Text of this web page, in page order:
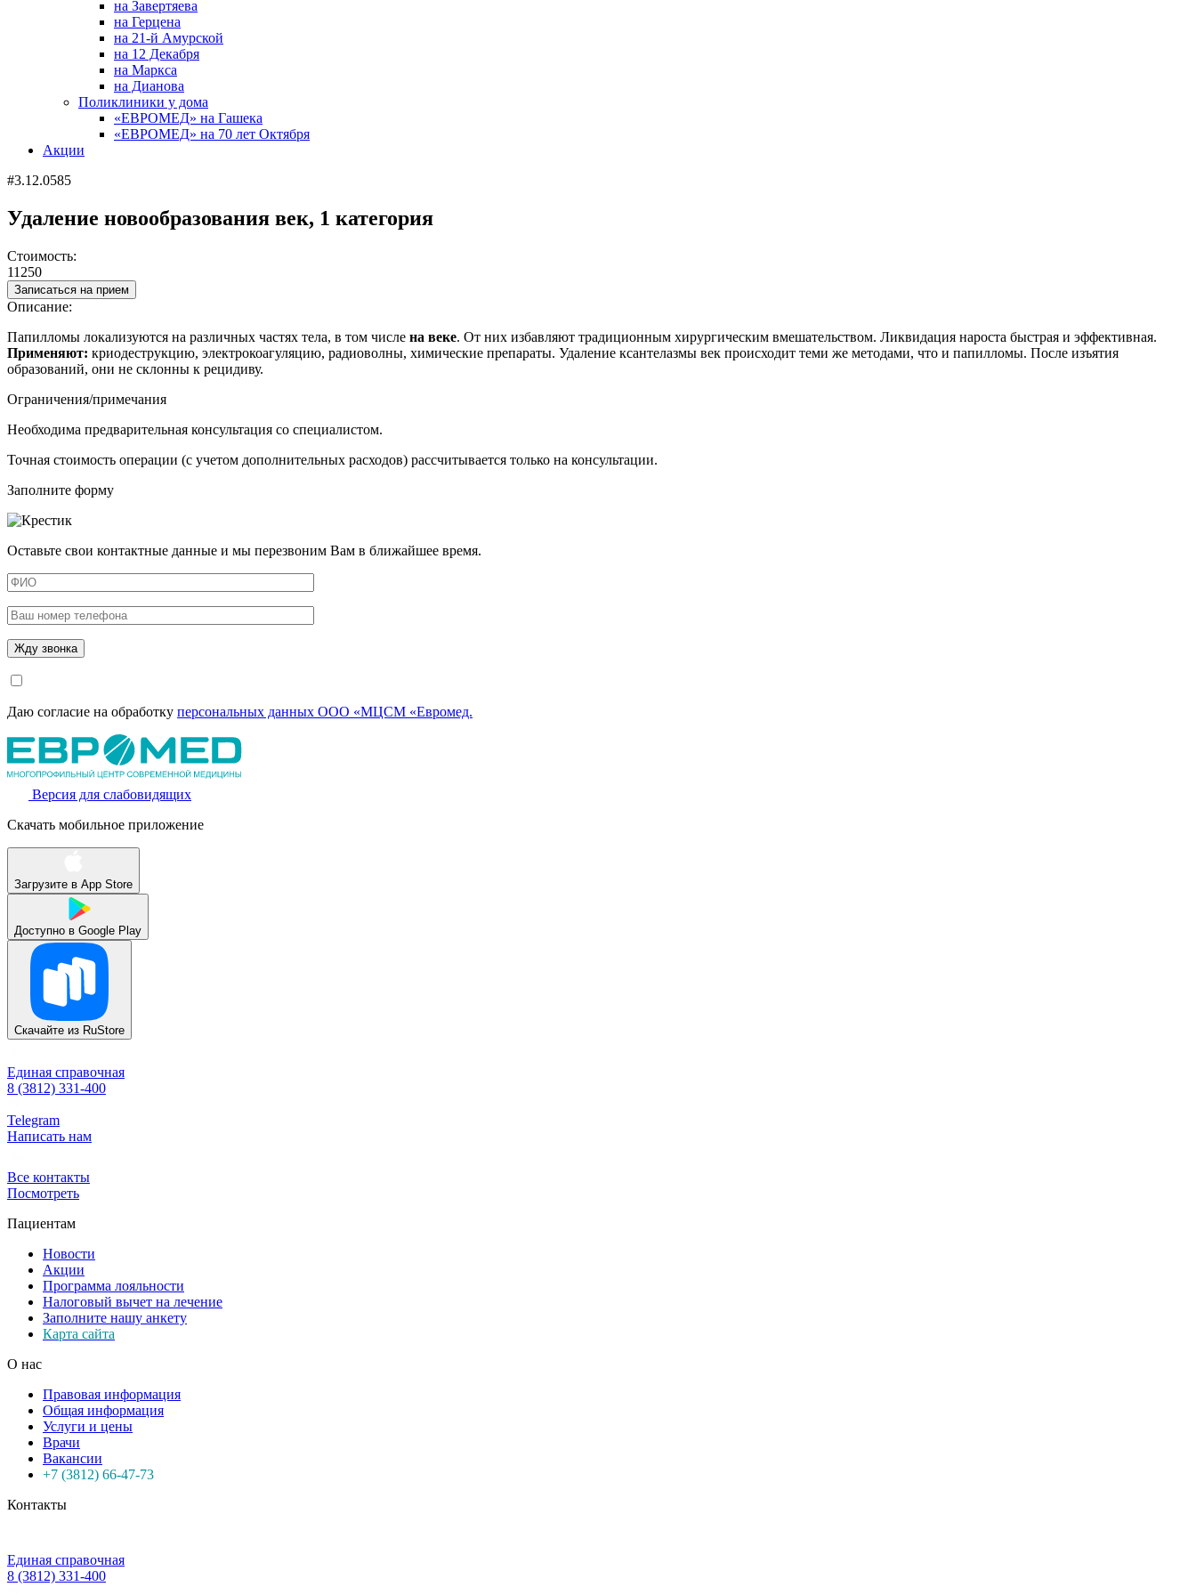
на Завертяева
на Герцена
на 21-й Амурской
на 12 Декабря
на Маркса
на Дианова
Поликлиники у дома
«ЕВРОМЕД» на Гашека
«ЕВРОМЕД» на 70 лет Октября
Акции
#3.12.0585
Удаление новообразования век, 1 категория
Стоимость:
11250
Записаться на прием
Описание:
Папилломы локализуются на различных частях тела, в том числе на веке. От них избавляют традиционным хирургическим вмешательством. Ликвидация нароста быстрая и эффективная.
Применяют: криодеструкцию, электрокоагуляцию, радиоволны, химические препараты. Удаление ксантелазмы век происходит теми же методами, что и папилломы. После изъятия
образований, они не склонны к рецидиву.
Ограничения/примечания
Необходима предварительная консультация со специалистом.
Точная стоимость операции (с учетом дополнительных расходов) рассчитывается только на консультации.
Заполните форму
Оставьте свои контактные данные и мы перезвоним Вам в ближайшее время.
Даю согласие на обработку персональных данных ООО «МЦСМ «Евромед.
Версия для слабовидящих
Скачать мобильное приложение
Загрузите в App Store
Доступно в Google Play
Скачайте из RuStore
Единая справочная
8 (3812) 331-400
Telegram
Написать нам
Все контакты
Посмотреть
Пациентам
Новости
Акции
Программа лояльности
Налоговый вычет на лечение
Заполните нашу анкету
Карта сайта
О нас
Правовая информация
Общая информация
Услуги и цены
Врачи
Вакансии
+7 (3812) 66-47-73
Контакты
Единая справочная
8 (3812) 331-400